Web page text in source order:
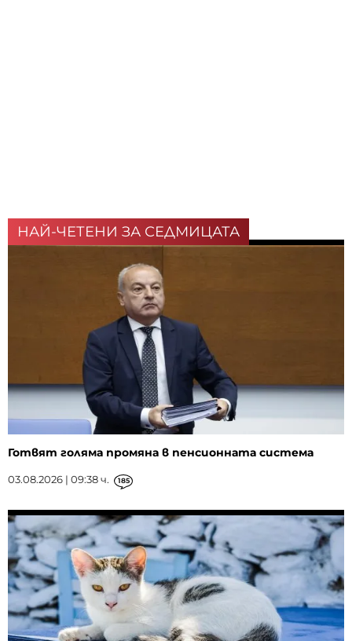
НАЙ-ЧЕТЕНИ ЗА СЕДМИЦАТА
Готвят голяма промяна в пенсионната система
03.08.2026 | 09:38 ч. 185